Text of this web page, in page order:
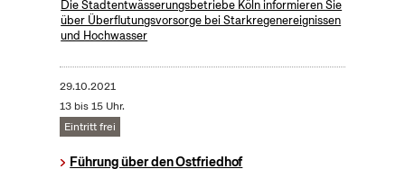
Die Stadtentwässerungsbetriebe Köln informieren Sie
über Überflutungsvorsorge bei Starkregenereignissen
und Hochwasser
29.10.2021
13 bis 15 Uhr.
Eintritt frei
Führung über den Ostfriedhof